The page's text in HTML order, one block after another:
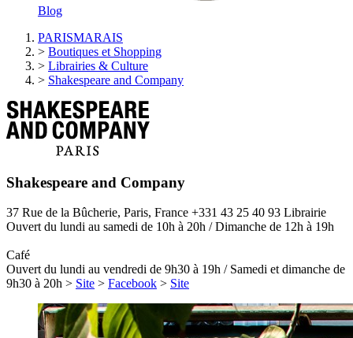
Blog
PARISMARAIS
> Boutiques et Shopping
> Librairies & Culture
> Shakespeare and Company
Shakespeare and Company
37 Rue de la Bûcherie, Paris, France +331 43 25 40 93 Librairie
Ouvert du lundi au samedi de 10h à 20h / Dimanche de 12h à 19h
Café
Ouvert du lundi au vendredi de 9h30 à 19h / Samedi et dimanche de
9h30 à 20h > Site > Facebook > Site